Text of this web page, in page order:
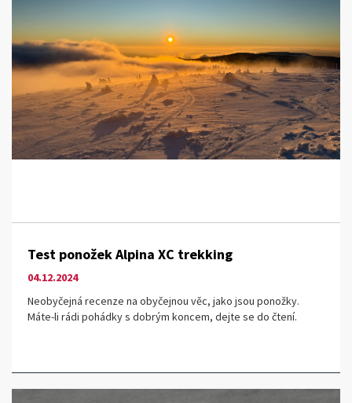
Test ponožek Alpina XC trekking
04.12.2024
Neobyčejná recenze na obyčejnou věc, jako jsou ponožky.
Máte-li rádi pohádky s dobrým koncem, dejte se do čtení.